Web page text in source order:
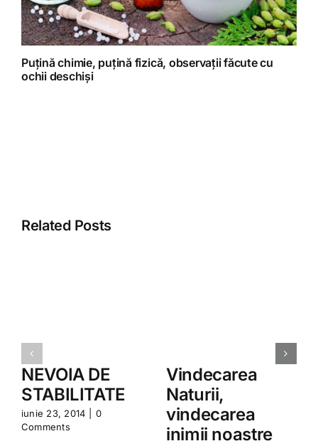
Puțină chimie, puțină fizică, observații făcute cu
ochii deschiși
Related Posts
NEVOIA DE
STABILITATE
iunie 23, 2014
0
Comments
Vindecarea
Naturii,
vindecarea
inimii noastre